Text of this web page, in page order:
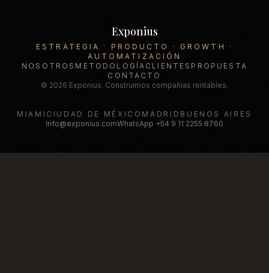
Exponius
ESTRATEGIA · PRODUCTO · GROWTH ·
AUTOMATIZACIÓN
NOSOTROS METODOLOGÍA CLIENTES PROPUESTA
CONTACTO
© 2026 Exponius. Construimos compañías rentables.
MIAMI CIUDAD DE MÉXICO MADRID BUENOS AIRES
Info@exponius.comWhatsApp +54 9 11 2255 8760